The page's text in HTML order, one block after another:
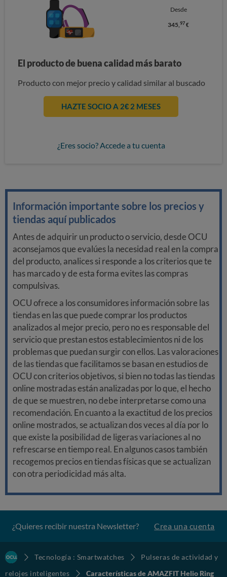
Desde
345,97 €
El producto de buena calidad más barato
Producto con mejor precio y calidad similar al buscado
HAZTE SOCIO A 2€ 2 MESES
¿Eres socio? Accede a tu cuenta
Información importante sobre los precios y
tiendas aquí publicados
Antes de adquirir un producto o servicio, desde OCU
aconsejamos que evalúes la necesidad real en la compra
del producto, analices si responde a los criterios que te
has marcado y de esta forma evites las compras
compulsivas.
OCU ofrece a los consumidores información sobre las
tiendas en las que puede comprar los productos
analizados al mejor precio, pero no es responsable del
servicio que prestan estos establecimientos ni de los
problemas que puedan surgir con ellos. Las valoraciones
de las tiendas que facilitamos se basan en estudios de
OCU con criterios objetivos, si bien no todas las tiendas
online mostradas están analizadas por lo que, el hecho
de que se muestren, no debe interpretarse como una
recomendación. En cuanto a la exactitud de los precios
online mostrados, se actualizan dos veces al día por lo
que existe la posibilidad de ligeras variaciones al no
refrescarse en tiempo real. En algunos casos también
recogemos precios en tiendas físicas que se actualizan
con otra periodicidad más alta.
¿Quieres recibir nuestra Newsletter? Crea una cuenta
Tecnología : Smartwatches
Pulseras de actividad y
relojes inteligentes
Características de AMAZFIT Helio Ring